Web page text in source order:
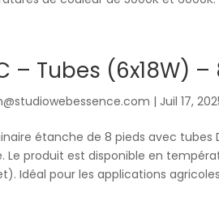
– Tubes (6x18W) –
| Juil 17,
étanche de 8 pieds avec tubes
Le produit est disponible en
Idéal pour les applications